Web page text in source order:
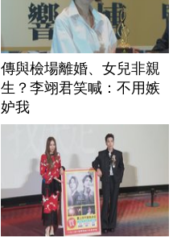
傳與檢場離婚、女兒非親
生？李翊君笑喊：不用嫉
妒我